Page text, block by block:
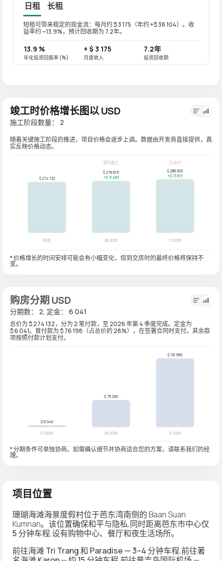
日租 长租
短租可带来稳定的现金流：每月约 $ 3 175（年约 +$ 38 104）。收
益率约 ~13.9%，预计回收期为 7.2年。
13.9 %
年化投资回报率 (%)
+ $ 3 175
月度收入
7.2年
投资回收期
竣工时价格增长图以 USD
施工阶段数量： 2
随着关键施工阶段的推进，项目价格会逐步上调。数据由开发商直接提供，真
实反映价格动态。
* 价格增长的时间安排可能会有小幅变化，但到交房时的最终价格将保持不
变。
购房分期 USD
分期数： 2, 定金： 6 041
总价为 $ 274 132，分为 2 笔付款，至 2026 年第 4 季度完成。定金为
$ 6 041。首付款为 $ 76 198（占总价的 28%），在签署合同时支付。其余款
项按照付款计划支付。
* 分期条件可单独协商。如需确认细节并协商适合您的方案，请联系我们的经
理。
项目位置
珊瑚海滩海景度假村位于芭东湾南侧的 Baan Suan
Kumnan。该位置确保和平与隐私,同时距离芭东市中心仅
5 分钟车程,设有购物中心、餐厅和夜生活场所。
前往海滩 Tri Trang 和 Paradise — 3–4 分钟车程,前往著